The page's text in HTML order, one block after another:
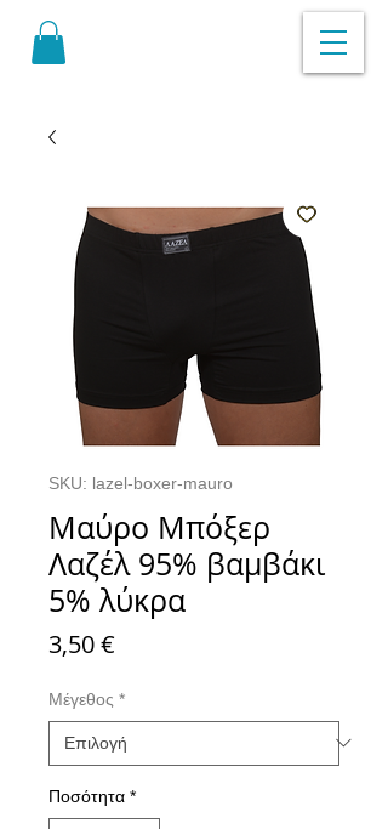
SKU: lazel-boxer-mauro
Μαύρο Μπόξερ
Λαζέλ 95% βαμβάκι
5% λύκρα
3,50 €
Μέγεθος *
Ποσότητα *